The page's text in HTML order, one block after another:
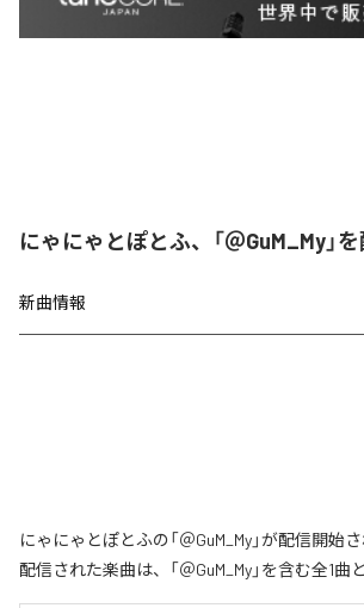
にゃにゃとぽとふ、「＠GuM_My」
新曲情報
にゃにゃとぽとふの「＠GuM_My」が配信開始
配信された楽曲は、「＠GuM_My」を含む全1曲